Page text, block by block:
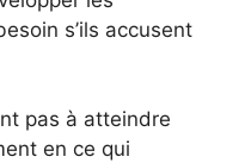
s’ils accusent
pas à atteindre
en ce qui